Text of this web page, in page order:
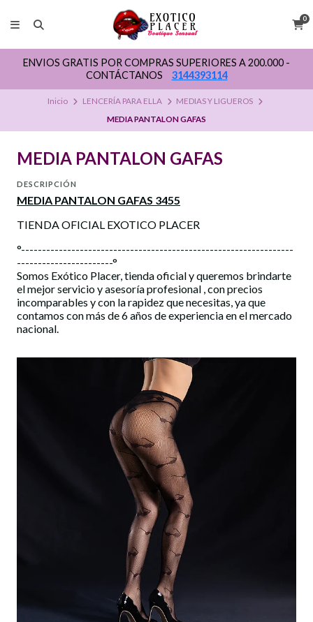
0
ENVIOS GRATIS POR COMPRAS SUPERIORES A 200.000 -
CONTÁCTANOS
3144393114
Inicio LENCERÍA PARA ELLA
MEDIAS Y LIGUEROS
MEDIA PANTALON GAFAS
MEDIA PANTALON GAFAS
DESCRIPCIÓN
MEDIA PANTALON GAFAS 3455
TIENDA OFICIAL EXOTICO PLACER
°-----------------------------------------------------------------
-----------------------°
Somos Exótico Placer, tienda oficial y queremos brindarte
el mejor servicio y asesoría profesional , con precios
incomparables y con la rapidez que necesitas, ya que
contamos con más de 6 años de experiencia en el mercado
nacional.